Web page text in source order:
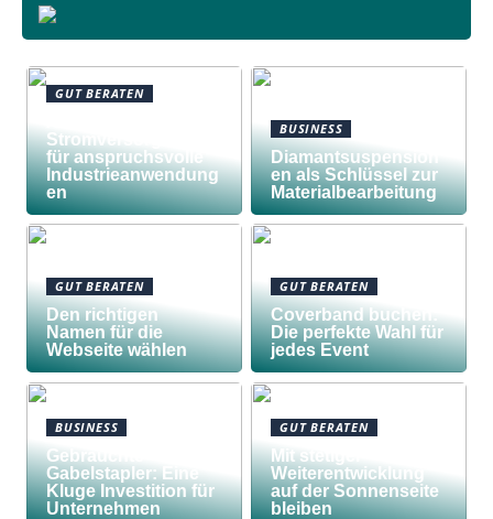
GUT BERATEN
Stromversorgungen
für anspruchsvolle
Industrieanwendung
en
BUSINESS
Diamantsuspension
en als Schlüssel zur
Materialbearbeitung
GUT BERATEN
Den richtigen
Namen für die
Webseite wählen
GUT BERATEN
Coverband buchen:
Die perfekte Wahl für
jedes Event
BUSINESS
Gebrauchte
Gabelstapler: Eine
Kluge Investition für
Unternehmen
GUT BERATEN
Mit stetiger
Weiterentwicklung
auf der Sonnenseite
bleiben